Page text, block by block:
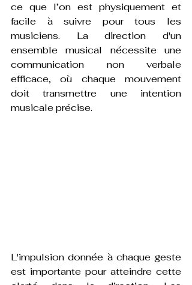
ce que l’on est physiquement et
facile à suivre pour tous les
musiciens. La direction d'un
ensemble musical nécessite une
communication non verbale
efficace, où chaque mouvement
doit transmettre une intention
musicale précise.
L'impulsion donnée à chaque geste
est importante pour atteindre cette